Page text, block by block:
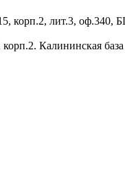
корп.2, лит.3, оф.340,
Калининская база